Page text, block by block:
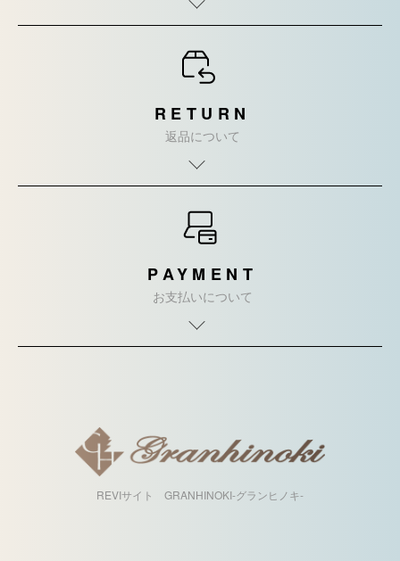
RETURN
返品について
PAYMENT
お支払いについて
REVIサイト GRANHINOKI-グランヒノキ-